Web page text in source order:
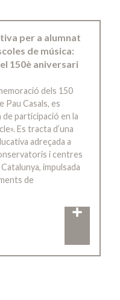
per a alumnat
de música:
150è aniversari
dels 150
Pau Casals, es
participació en la
Es tracta d’una
adreçada a
i centres
impulsada
de